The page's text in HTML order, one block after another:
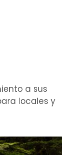
a sus
locales y